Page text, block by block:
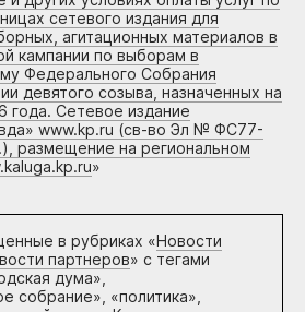
сетевого издания для
агитационных материалов в
кампании по выборам в
Федерального Собрания
девятого созыва, назначенных на
года. Сетевое издание
www.kp.ru (св-во Эл № ФС77-
размещение на региональном
»
в рубриках «Новости
партнеров» с тегами
дума»,
собрание», «политика»,